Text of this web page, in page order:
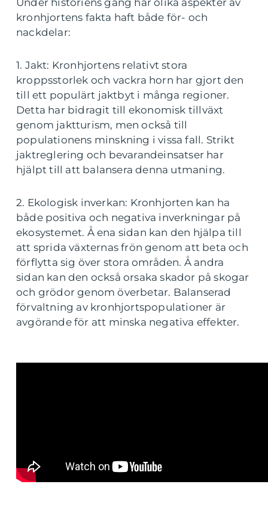
kronhjortens fakta haft både för- och
nackdelar:
1. Jakt: Kronhjortens relativt stora
kroppsstorlek och vackra horn har gjort den
till ett populärt jaktbyt i många regioner.
Detta har bidragit till ekonomisk tillväxt
genom jaktturism, men också till
populationens minskning i vissa fall. Strikt
jaktreglering och bevarandeinsatser har
hjälpt till att balansera denna utmaning.
2. Ekologisk inverkan: Kronhjorten kan ha
både positiva och negativa inverkningar på
ekosystemet. Å ena sidan kan den hjälpa till
att sprida växternas frön genom att beta och
förflytta sig över stora områden. Å andra
sidan kan den också orsaka skador på skogar
och grödor genom överbetar. Balanserad
förvaltning av kronhjortspopulationer är
avgörande för att minska negativa effekter.